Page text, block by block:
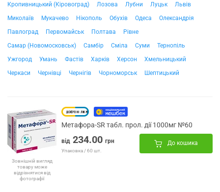
Кропивницький (Кіровоград)
Лозова Лубни Луцьк
Львів
Миколаїв
Мукачево Нікополь Обухів Одеса
Олександрія
Павлоград
Первомайськ Полтава
Рівне
Самар (Новомосковськ)
Самбір Сміла Суми
Тернопіль
Ужгород
Умань Фастів Харків Херсон
Хмельницький
Черкаси
Чернівці Чернігів Чорноморськ Шептицький
Зовнішній вигляд
товару може
відрізнятися від
фотографії
Метафора-SR табл. прол. дії 1000мг №60
від 234.00 грн
Упаковка / 60 шт.
До кошика